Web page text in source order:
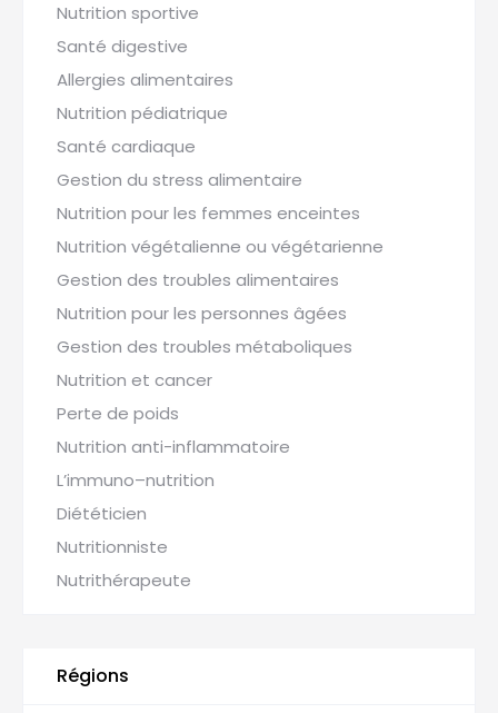
Nutrition sportive
Santé digestive
Allergies alimentaires
Nutrition pédiatrique
Santé cardiaque
Gestion du stress alimentaire
Nutrition pour les femmes enceintes
Nutrition végétalienne ou végétarienne
Gestion des troubles alimentaires
Nutrition pour les personnes âgées
Gestion des troubles métaboliques
Nutrition et cancer
Perte de poids
Nutrition anti-inflammatoire
L’immuno–nutrition
Diététicien
Nutritionniste
Nutrithérapeute
Régions